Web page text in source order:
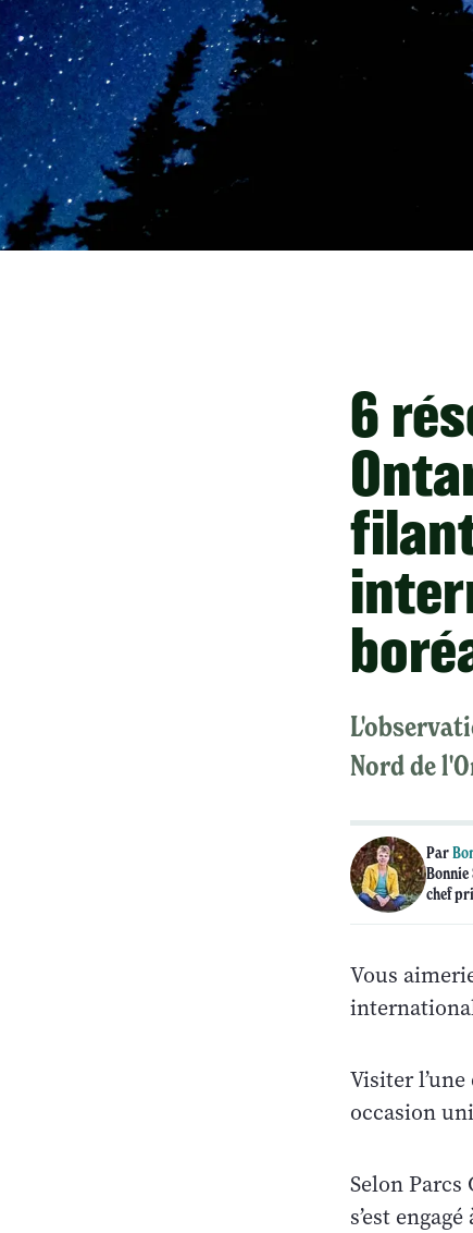
6
Nord de
Par
Bonnie
chef
Vous
Visiter
occasion
Selon Parcs
s’est